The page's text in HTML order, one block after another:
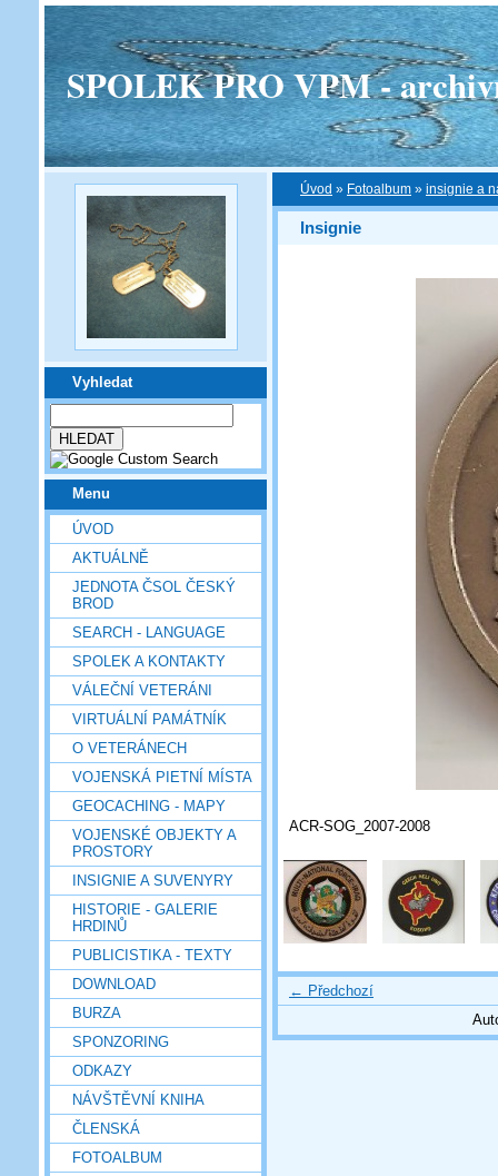
SPOLEK PRO VPM -
Vyhledat
Menu
ÚVOD
AKTUÁLNĚ
JEDNOTA ČSOL ČESKÝ
BROD
SEARCH - LANGUAGE
SPOLEK A KONTAKTY
VÁLEČNÍ VETERÁNI
VIRTUÁLNÍ PAMÁTNÍK
O VETERÁNECH
VOJENSKÁ PIETNÍ MÍSTA
GEOCACHING - MAPY
VOJENSKÉ OBJEKTY A
PROSTORY
INSIGNIE A SUVENYRY
HISTORIE - GALERIE
HRDINŮ
PUBLICISTIKA - TEXTY
DOWNLOAD
BURZA
SPONZORING
ODKAZY
NÁVŠTĚVNÍ KNIHA
ČLENSKÁ
FOTOALBUM
Úvod » Fotoalbum » insignie a
Insignie
ACR-SOG_2007-2008
← Předchozí